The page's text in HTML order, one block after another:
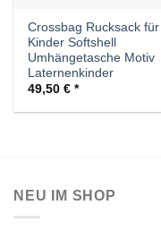
Crossbag Rucksack für
Kinder Softshell
Umhängetasche Motiv
Laternenkinder
49,50€
NEU IM SHOP